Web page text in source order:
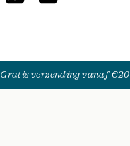
Gratis verzending vanaf €20